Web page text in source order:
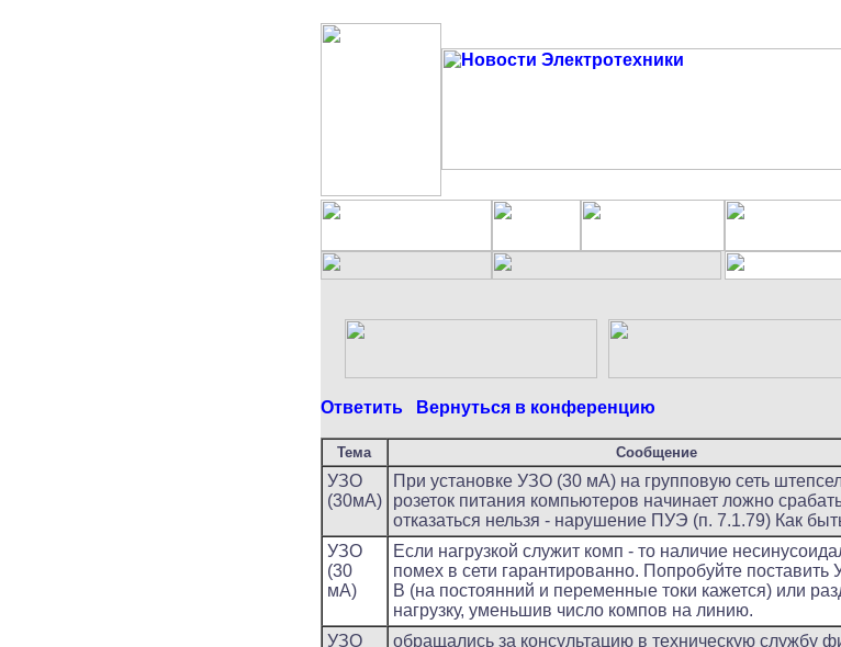
Ответить Вернуться в конференцию
Тема Сообщение
УЗО
(30мА)
При установке УЗО (30 мА) на групповую сеть
розеток питания компьютеров начинает ложно
отказаться нельзя - нарушение ПУЭ (п. 7.1.79) Как
УЗО
(30
мА)
Если нагрузкой служит комп - то наличие
помех в сети гарантированно. Попробуйте поставить
В (на постоянний и переменные токи кажется) или
нагрузку, уменьшив число компов на линию.
УЗО
обращались за консультацию в техническую службу